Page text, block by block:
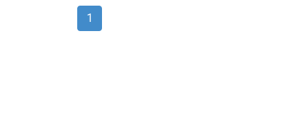
1